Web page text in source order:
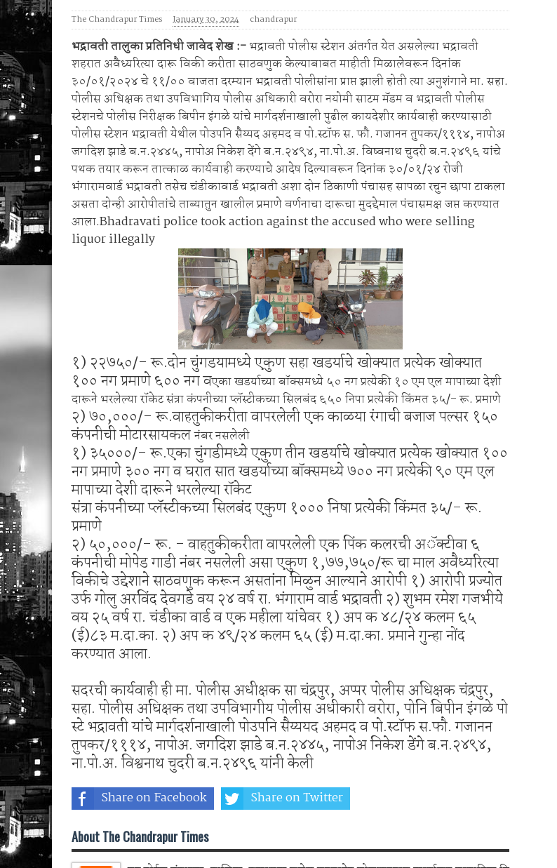
रेशनमधील गव्हाऐवजी मका; दळून मिळत नसल्याने लाभार्थी अडचणीतग्राहक पंचायत महाराष्ट्र, सिंदेवाही कडे तक्रारींचा व ओघ
The Chandrapur Times January 30, 2024 chandrapur
भद्रावती तालुका प्रतिनिधी जावेद शेख :-भद्रावती पोलीस स्टेशन अंतर्गत येत असलेल्या भद्रावती
शहरात अवैध्यरित्या दारू विकी करीता साठवणुक केल्याबाबत माहीती मिळालेवरून दिनांक
३०/०१/२०२४ चे ११/०० वाजता दरम्यान भद्रावती पोलीसांना प्राप्त झाली होती त्या अनुशंगाने मा. सहा.
पोलीस अधिक्षक तथा उपविभागिय पोलीस अधिकारी वरोरा नयोमी साटम मॅडम व भद्रावती पोलीस
स्टेशनचे पोलीस निरीक्षक बिपीन इंगळे यांचे मार्गदर्शनाखाली पुढील कायदेशीर कार्यवाही करण्यासाठी
पोलीस स्टेशन भद्रावती येथील पोउपनि सैय्यद अहमद व पो.स्टॉफ स. फौ. गजानन तुपकर/१११४, नापोअ
जगदिश झाडे ब.न.२४४५, नापोअ निकेश देंगे ब.न.२४९४, ना.पो.अ. विष्वनाथ चुदरी ब.न.२४९६ यांचे
पथक तयार करून तात्काळ कार्यवाही करण्याचे आदेष दिल्यावरून दिनांक ३०/०१/२४ रोजी
भंगारामवार्ड भद्रावती तसेच चंडीकावार्ड भद्रावती अशा दोन ठिकाणी पंचासह सापळा रचुन छापा टाकला
असता दोन्ही आरोपीतांचे ताब्यातुन खालील प्रमाणे वर्णनाचा दारूचा मुदद्देमाल पंचासमक्ष जप्त करण्यात
आला.Bhadravati police took action against the accused who were selling
liquor illegally
१) २२७५०/- रू.दोन चुंगडयामध्ये एकुण सहा खडर्याचे खोक्यात प्रत्येक खोक्यात
१०० नग प्रमाणे ६०० नग वएका खडर्याच्या बॉक्समध्ये ५० नग प्रत्येकी १० एम एल मापाच्या देशी
दारूने भरलेल्या रॉकेट संत्रा कंपनीच्या प्लॅस्टीकच्या सिलबंद ६५० निपा प्रत्येकी किंमत ३५/- रू. प्रमाणे
२) ७०,०००/- रू.वाहतुकीकरीता वापरलेली एक काळया रंगाची बजाज पल्सर १५०
कंपनीची मोटारसायकलनंबर नसलेली
१) ३५०००/- रू.एका चुंगडीमध्ये एकुण तीन खडर्याचे खोक्यात प्रत्येक खोक्यात १००
नग प्रमाणे ३०० नग व घरात सात खडर्याच्या बॉक्समध्ये ७०० नग प्रत्येकी ९० एम एल
मापाच्या देशी दारूने भरलेल्या रॉकेट
संत्रा कंपनीच्या प्लॅस्टीकच्या सिलबंद एकुण १००० निषा प्रत्येकी किंमत ३५/- रू.
प्रमाणे
२) ५०,०००/- रू. - वाहतुकीकरीता वापरलेली एक पिंक कलरची अॅक्टीवा ६
कंपनीची मोपेड गाडी नंबर नसलेली असा एकुण १,७७,७५०/रू चा माल अवैध्यरित्या
विकीचे उद्देशाने साठवणुक करून असतांना मिळुन आल्याने आरोपी १) आरोपी प्रज्योत
उर्फ गोलु अरविंद देवगडे वय २४ वर्ष रा. भंगाराम वार्ड भद्रावती २) शुभम रमेश गजभीये
वय २५ वर्ष रा. चंडीका वार्ड व एक महीला यांचेवर १) अप क ४८/२४ कलम ६५
(ई)८३ म.दा.का. २) अप क ४९/२४ कलम ६५ (ई) म.दा.का. प्रमाने गुन्हा नोंद
करण्यात आला.
सदरची कार्यवाही ही मा. पोलीस अधीक्षक सा चंद्रपुर, अप्पर पोलीस अधिक्षक चंद्रपुर,
सहा. पोलीस अधिक्षक तथा उपविभागीय पोलीस अधीकारी वरोरा, पोनि बिपीन इंगळे पो
स्टे भद्रावती यांचे मार्गदर्शनाखाली पोउपनि सैय्ययद अहमद व पो.स्टॉफ स.फौ. गजानन
तुपकर/१११४, नापोअ. जगदिश झाडे ब.न.२४४५, नापोअ निकेश डेंगे ब.न.२४९४,
ना.पो.अ. विश्वनाथ चुदरी ब.न.२४९६ यांनी केली
Share on Facebook Share on Twitter
About The Chandrapur Times